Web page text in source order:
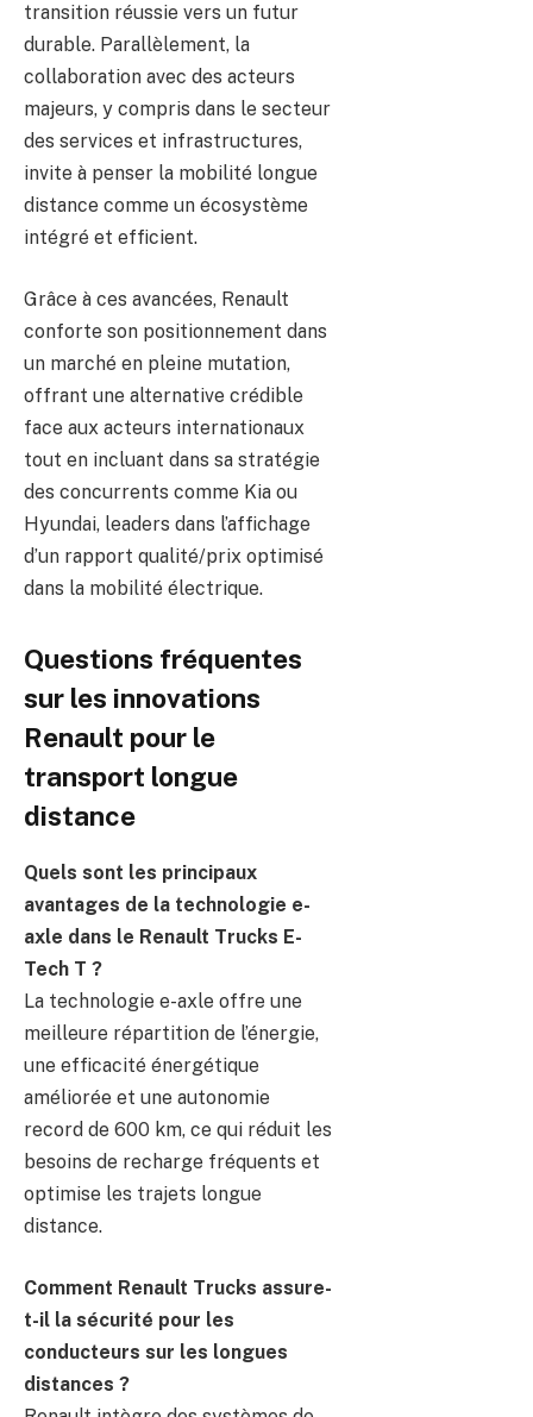
transition réussie vers un futur
durable. Parallèlement, la
collaboration avec des acteurs
majeurs, y compris dans le secteur
des services et infrastructures,
invite à penser la mobilité longue
distance comme un écosystème
intégré et efficient.
Grâce à ces avancées, Renault
conforte son positionnement dans
un marché en pleine mutation,
offrant une alternative crédible
face aux acteurs internationaux
tout en incluant dans sa stratégie
des concurrents comme Kia ou
Hyundai, leaders dans l’affichage
d’un rapport qualité/prix optimisé
dans la mobilité électrique.
Questions fréquentes
sur les innovations
Renault pour le
transport longue
distance
Quels sont les principaux
avantages de la technologie e-
axle dans le Renault Trucks E-
Tech T ?
La technologie e-axle offre une
meilleure répartition de l’énergie,
une efficacité énergétique
améliorée et une autonomie
record de 600 km, ce qui réduit les
besoins de recharge fréquents et
optimise les trajets longue
distance.
Comment Renault Trucks assure-
t-il la sécurité pour les
conducteurs sur les longues
distances ?